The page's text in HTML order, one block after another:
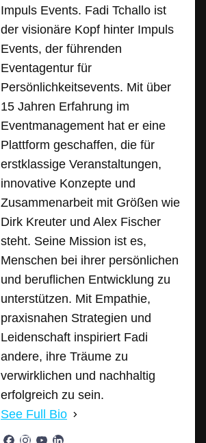
Impuls Events. Fadi Tchallo ist
der visionäre Kopf hinter Impuls
Events, der führenden
Eventagentur für
Persönlichkeitsevents. Mit über
15 Jahren Erfahrung im
Eventmanagement hat er eine
Plattform geschaffen, die für
erstklassige Veranstaltungen,
innovative Konzepte und
Zusammenarbeit mit Größen wie
Dirk Kreuter und Alex Fischer
steht. Seine Mission ist es,
Menschen bei ihrer persönlichen
und beruflichen Entwicklung zu
unterstützen. Mit Empathie,
praxisnahen Strategien und
Leidenschaft inspiriert Fadi
andere, ihre Träume zu
verwirklichen und nachhaltig
erfolgreich zu sein.
See Full Bio